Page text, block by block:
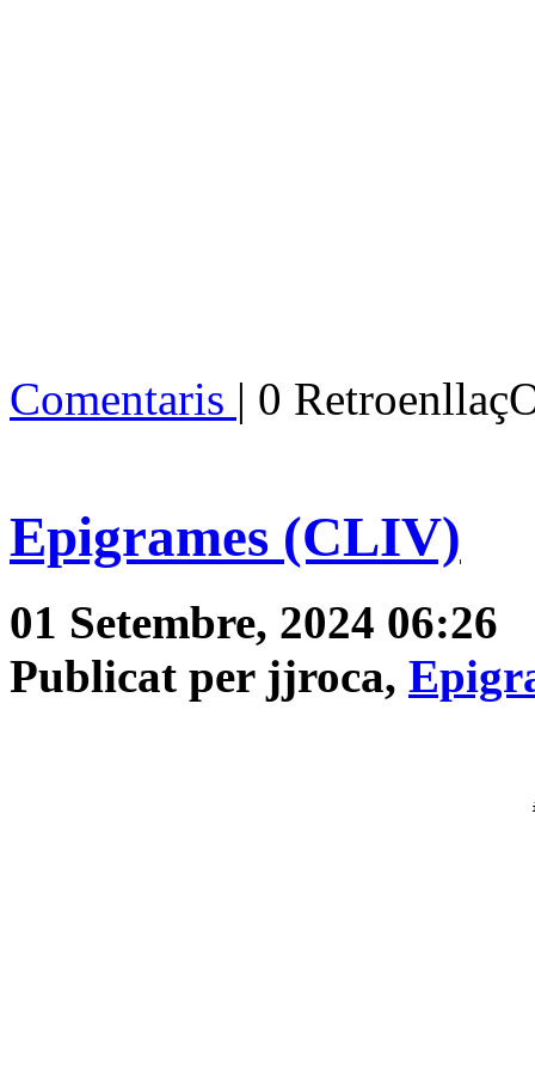
Comentaris | 0
Epigrames (CLIV)
01 Setembre, 2024 06:26
Publicat per jjroca,